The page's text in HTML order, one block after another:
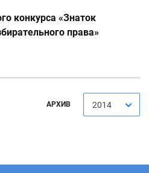
конкурса «Знаток
права»
АРХИВ 2014